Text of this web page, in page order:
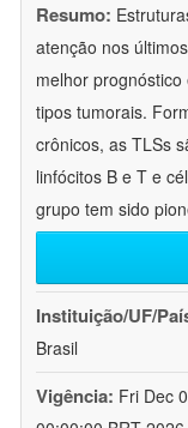
Resumo:
atenção nos
melhor
tipos tumorais.
crônicos, as TLSs
linfócitos B e T e
grupo tem sido
Instituição/UF/
Brasil
Vigência: Fri Dec